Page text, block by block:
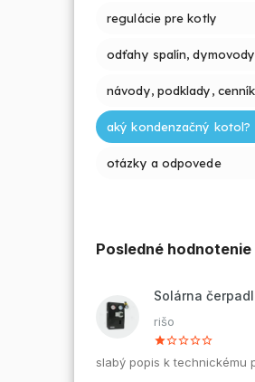
regulácie pre kotly
odťahy spalín, dymovody
návody, podklady,
aký kondenzačný kotol?
otázky a odpovede
Posledné
rišo
slabý popis k technickému